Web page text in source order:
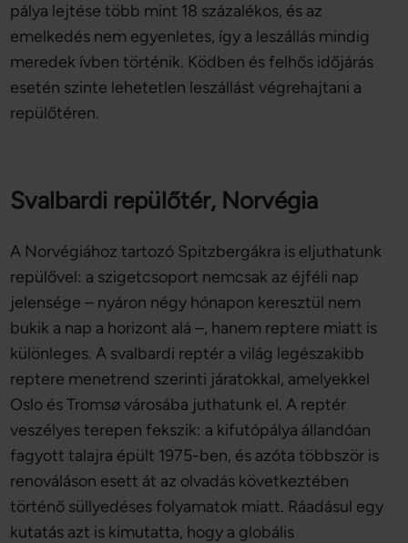
pálya lejtése több mint 18 százalékos, és az
emelkedés nem egyenletes, így a leszállás mindig
meredek ívben történik. Ködben és felhős időjárás
esetén szinte lehetetlen leszállást végrehajtani a
repülőtéren.
Svalbardi repülőtér, Norvégia
A Norvégiához tartozó Spitzbergákra is eljuthatunk
repülővel: a szigetcsoport nemcsak az éjféli nap
jelensége – nyáron négy hónapon keresztül nem
bukik a nap a horizont alá –, hanem reptere miatt is
különleges. A svalbardi reptér a világ legészakibb
reptere menetrend szerinti járatokkal, amelyekkel
Oslo és Tromsø városába juthatunk el. A reptér
veszélyes terepen fekszik: a kifutópálya állandóan
fagyott talajra épült 1975-ben, és azóta többször is
renováláson esett át az olvadás következtében
történő süllyedéses folyamatok miatt. Ráadásul egy
kutatás azt is kimutatta, hogy a globális